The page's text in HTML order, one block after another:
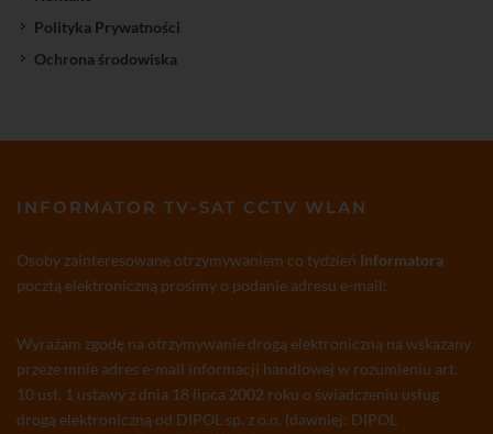
Polityka Prywatności
Ochrona środowiska
INFORMATOR TV-SAT CCTV WLAN
Osoby zainteresowane otrzymywaniem co tydzień Informatora
pocztą elektroniczną prosimy o podanie adresu e-mail:
Wyrażam zgodę na otrzymywanie drogą elektroniczną na wskazany
przeze mnie adres e-mail informacji handlowej w rozumieniu art.
10 ust. 1 ustawy z dnia 18 lipca 2002 roku o świadczeniu usług
drogą elektroniczną od DIPOL sp. z o.o. (dawniej: DIPOL